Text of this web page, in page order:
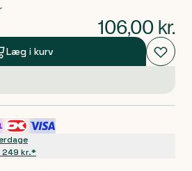
106,00 kr.
Læg i kurv
249 kr.*